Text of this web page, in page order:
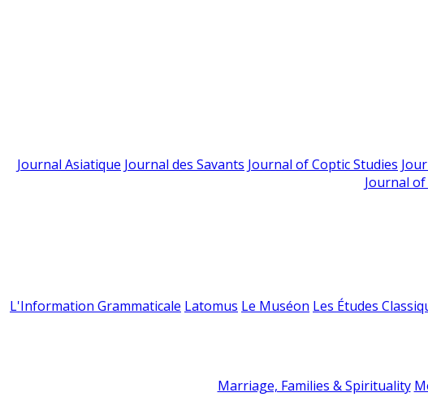
Journal Asiatique Journal des Savants Journal of Coptic Studies
Journal
L'Information Grammaticale Latomus Le Muséon Les Études
Marriage, Families & Spirituality